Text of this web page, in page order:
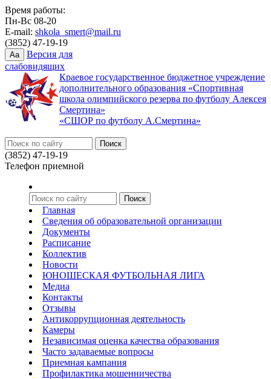
Время работы:
Пн-Вс 08-20
E-mail: shkola_smert@mail.ru
(3852) 47-19-19
Aa
Версия для
слабовидящих
Краевое государственное бюджетное учреждение
дополнительного образования «Спортивная
школа олимпийского резерва по футболу Алексея
Смертина»
«СШОР по футболу А.Смертина»
(3852) 47-19-19
Телефон приемной
Главная
Сведения об образовательной организации
Документы
Расписание
Коллектив
Новости
ЮНОШЕСКАЯ ФУТБОЛЬНАЯ ЛИГА
Медиа
Контакты
Отзывы
Антикоррупционная деятельность
Камеры
Независимая оценка качества образования
Часто задаваемые вопросы
Приемная кампания
Профилактика мошенничества